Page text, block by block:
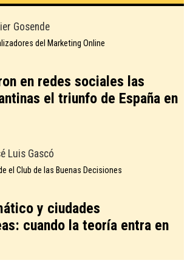
Gosende
del Marketing Online
en redes sociales las
el triunfo de España en
Luis Gascó
el Club de las Buenas Decisiones
y ciudades
cuando la teoría entra en